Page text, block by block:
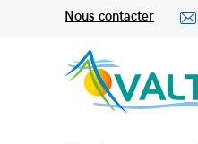
Nous contacter